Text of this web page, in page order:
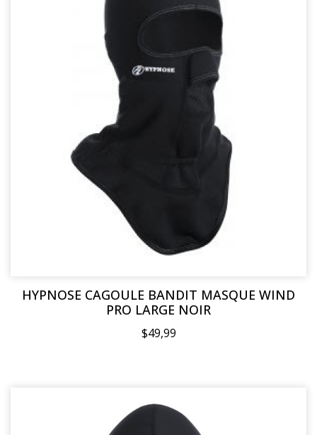
HYPNOSE CAGOULE BANDIT MASQUE WIND
PRO LARGE NOIR
$49,99